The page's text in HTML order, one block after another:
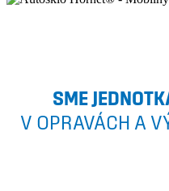
SME
V OPRAVÁCH A